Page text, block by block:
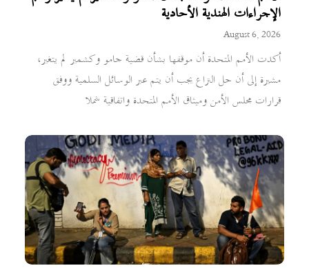
الإجراءات الهندية الأحادية
August 6, 2026
أكدت الأمم المتحدة أن موقفها بشأن قضية جامو وكشمير لم يتغير،
مشيرة إلى أن حل النزاع يجب أن يتم عبر الوسائل السلمية ووفق
قرارات مجلس الأمن وميثاق الأمم المتحدة واتفاقية شملا